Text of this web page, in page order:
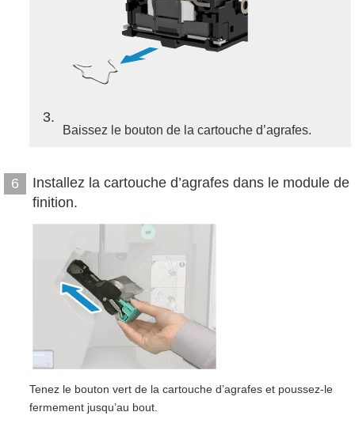
3
Baissez le bouton de la cartouche d’agrafes.
6
Installez la cartouche d’agrafes dans le module de
finition.
Tenez le bouton vert de la cartouche d’agrafes et poussez-le
fermement jusqu’au bout.